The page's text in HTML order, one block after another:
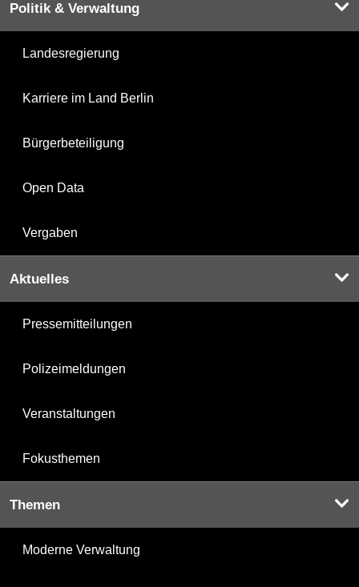
Politik & Verwaltung
Landesregierung
Karriere im Land Berlin
Bürgerbeteiligung
Open Data
Vergaben
Aktuelles
Pressemitteilungen
Polizeimeldungen
Veranstaltungen
Fokusthemen
Themen
Moderne Verwaltung